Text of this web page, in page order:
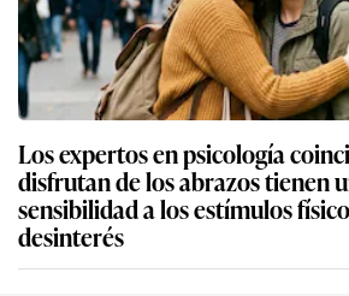
Los expertos en psicología
disfrutan de los abrazos tienen
sensibilidad a los estímulos
desinterés